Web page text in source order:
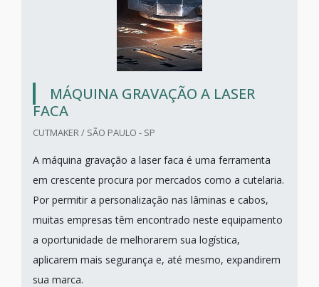
MÁQUINA GRAVAÇÃO A LASER
FACA
CUTMAKER / SÃO PAULO - SP
A máquina gravação a laser faca é uma ferramenta
em crescente procura por mercados como a cutelaria.
Por permitir a personalização nas lâminas e cabos,
muitas empresas têm encontrado neste equipamento
a oportunidade de melhorarem sua logística,
aplicarem mais segurança e, até mesmo, expandirem
sua marca.